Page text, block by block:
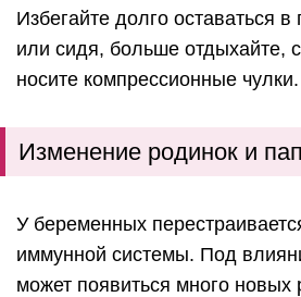
Избегайте долго оставаться
или сидя, больше отдыхайте,
носите компрессионные чулки.
Изменение родинок и
У беременных
иммунной системы. Под
может появиться много новых